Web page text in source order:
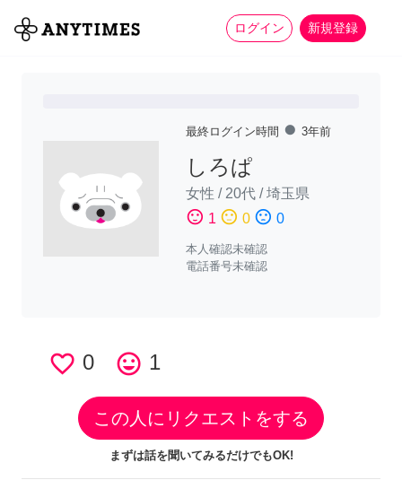
ログイン 新規登録
全て 家事 more_horiz
最終ログイン時間 fiber_manual_record 3年前
しろぱ
女性 / 20代 /埼玉県
sentiment_satisfied 1 sentiment_neutral 0 sentiment_dissatisfied 0
本人確認未確認
電話番号未確認
favorite_border 0 tag_faces 1
この人にリクエストをする
まずは話を聞いてみるだけでもOK!